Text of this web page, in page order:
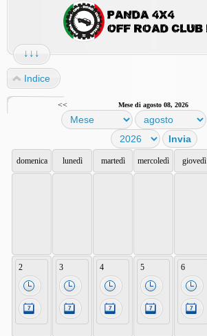
↓↓↓
Indice
<< Mese di agosto 08, 2026
domenica lunedì martedì mercoledì giovedì
2 3 4 5 6